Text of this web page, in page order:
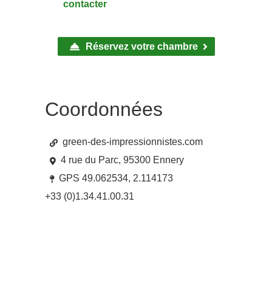
contacter
Réservez votre chambre
Coordonnées
green-des-impressionnistes.com
4 rue du Parc, 95300 Ennery
GPS 49.062534, 2.114173
+33 (0)1.34.41.00.31